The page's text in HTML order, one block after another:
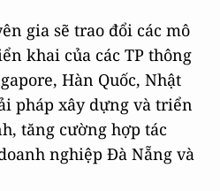
gia sẽ trao đổi các mô
khai của các TP thông
Hàn Quốc, Nhật
pháp xây dựng và triển
tăng cường hợp tác
nghiệp Đà Nẵng và